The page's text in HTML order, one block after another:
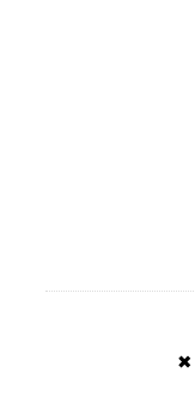
✖